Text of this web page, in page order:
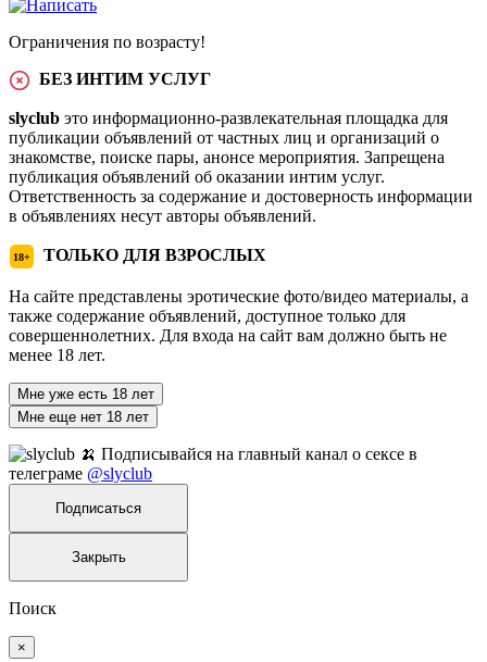
Ограничения по возрасту!
БЕЗ ИНТИМ УСЛУГ
slyclub это информационно-развлекательная площадка для
публикации объявлений от частных лиц и организаций о
знакомстве, поиске пары, анонсе мероприятия. Запрещена
публикация объявлений об оказании интим услуг.
Ответственность за содержание и достоверность информации
в объявлениях несут авторы объявлений.
18+ ТОЛЬКО ДЛЯ ВЗРОСЛЫХ
На сайте представлены эротические фото/видео материалы, а
также содержание объявлений, доступное только для
совершеннолетних. Для входа на сайт вам должно быть не
менее 18 лет.
Мне уже есть 18 лет
Мне еще нет 18 лет
🍌 Подписывайся на главный канал о сексе в
телеграме @slyclub
Подписаться
Закрыть
Поиск
×